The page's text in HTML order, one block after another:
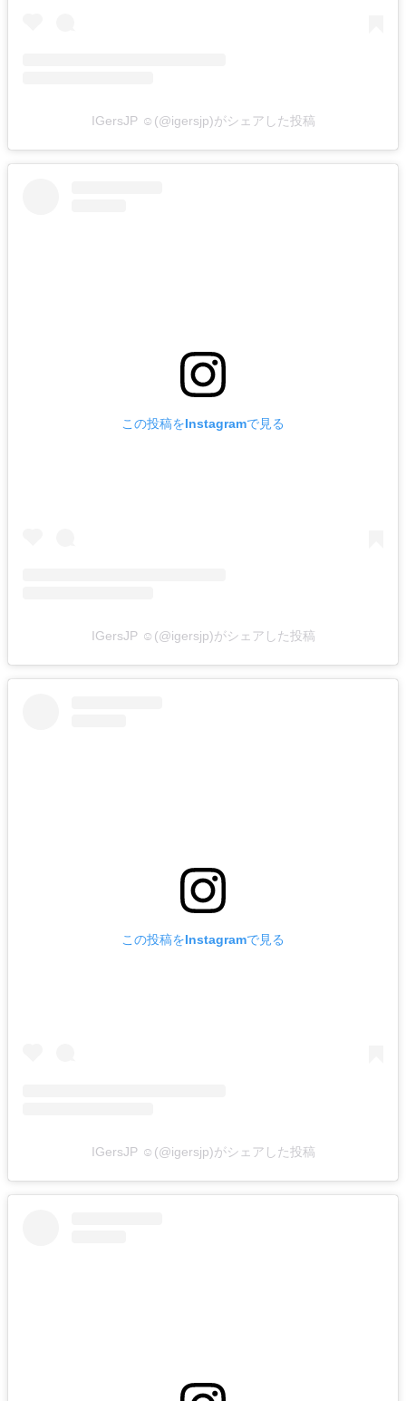
IGersJP ☺︎(@igersjp)がシェアした投稿
この投稿をInstagramで見る
IGersJP ☺︎(@igersjp)がシェアした投稿
この投稿をInstagramで見る
IGersJP ☺︎(@igersjp)がシェアした投稿